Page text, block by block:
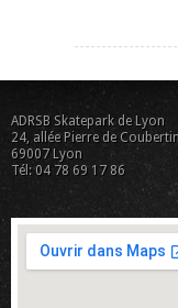
ADRSB Skatepark de Lyon
24, allée Pierre de
69007 Lyon
Tél: 04 78 69 17 86